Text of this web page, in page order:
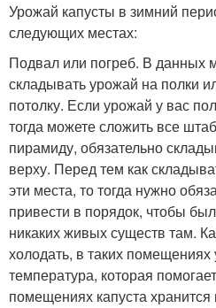
Урожай капусты в зимний
следующих местах:
Подвал или погреб. В данных
складывать урожай на полки
потолку. Если урожай у вас
тогда можете сложить все
пирамиду, обязательно
верху. Перед тем как
эти места, то тогда нужно
привести в порядок, чтобы
никаких живых существ там.
холодать, в таких
температура, которая
помещениях капуста